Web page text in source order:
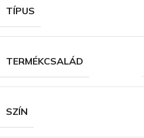
TÍPUS
TERMÉKCSALÁD
SZÍN